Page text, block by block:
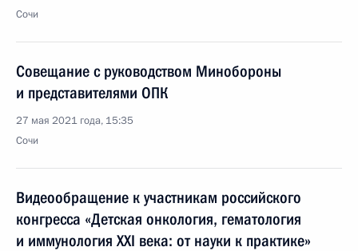
Сочи
Совещание с руководством Минобороны
и представителями ОПК
27 мая 2021 года, 15:35
Сочи
Видеообращение к участникам российского
конгресса «Детская онкология, гематология
и иммунология XXI века: от науки к практике»